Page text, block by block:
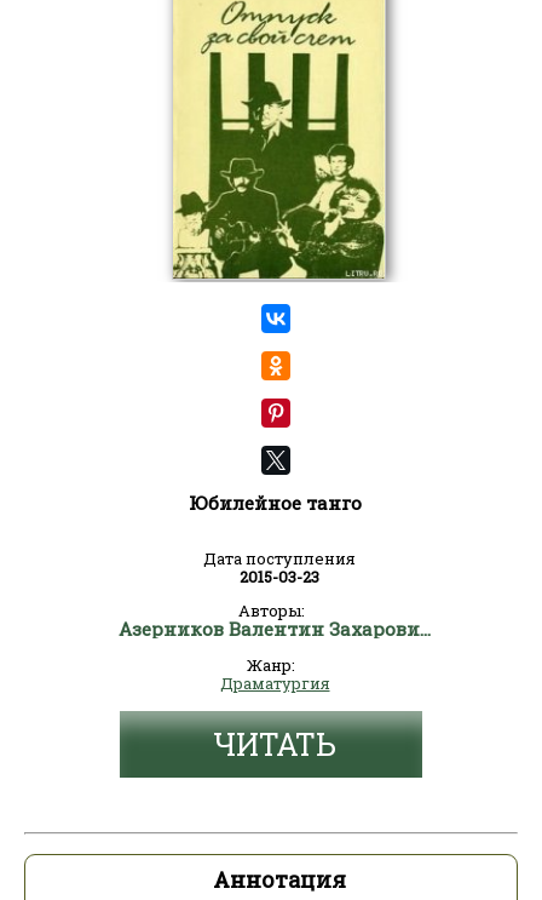
Юбилейное танго
Дата поступления
2015-03-23
Авторы:
Азерников Валентин Захарович
Жанр:
Драматургия
ЧИТАТЬ
Аннотация